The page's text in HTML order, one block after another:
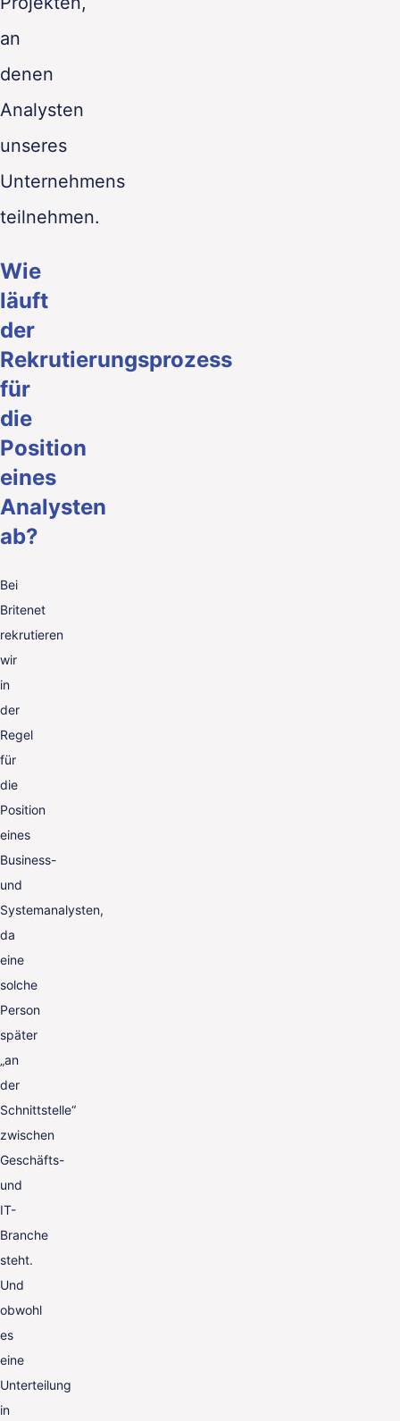
an
denen
Analysten
unseres
Unternehmens
teilnehmen.
Wie
läuft
der
Rekrutierungsprozess
für
die
Position
eines
Analysten
ab?
Bei
Britenet
rekrutieren
wir
in
der
Regel
für
die
Position
eines
Business-
und
Systemanalysten,
da
eine
solche
Person
später
„an
der
Schnittstelle“
zwischen
Geschäfts-
und
IT-
Branche
steht.
Und
obwohl
es
eine
Unterteilung
in